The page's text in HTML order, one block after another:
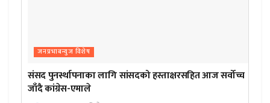
जनप्रभाबन्युज विशेष
संसद पुनर्स्थापनाका लागि सांसदको हस्ताक्षरसहित आज सर्वोच्च
जाँदै कांग्रेस-एमाले